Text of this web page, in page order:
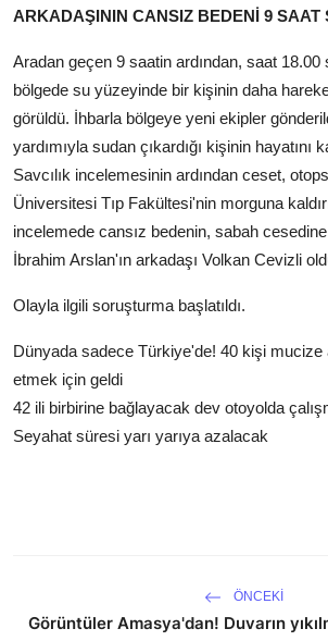
ARKADAŞININ CANSIZ BEDENİ 9 SAAT
Aradan geçen 9 saatin ardından, saat 18.00
bölgede su yüzeyinde bir kişinin daha
görüldü. İhbarla bölgeye yeni ekipler
yardımıyla sudan çıkardığı kişinin hayatını
Savcılık incelemesinin ardından ceset,
Üniversitesi Tıp Fakültesi'nin morguna
incelemede cansız bedenin, sabah
İbrahim Arslan'ın arkadaşı Volkan Cevizli
Olayla ilgili soruşturma başlatıldı.
Dünyada sadece Türkiye'de! 40 kişi mucize
etmek için geldi
42 ili birbirine bağlayacak dev otoyolda
Seyahat süresi yarı yarıya azalacak
ÖNCEKI
Görüntüler Amasya'dan! Duvarın